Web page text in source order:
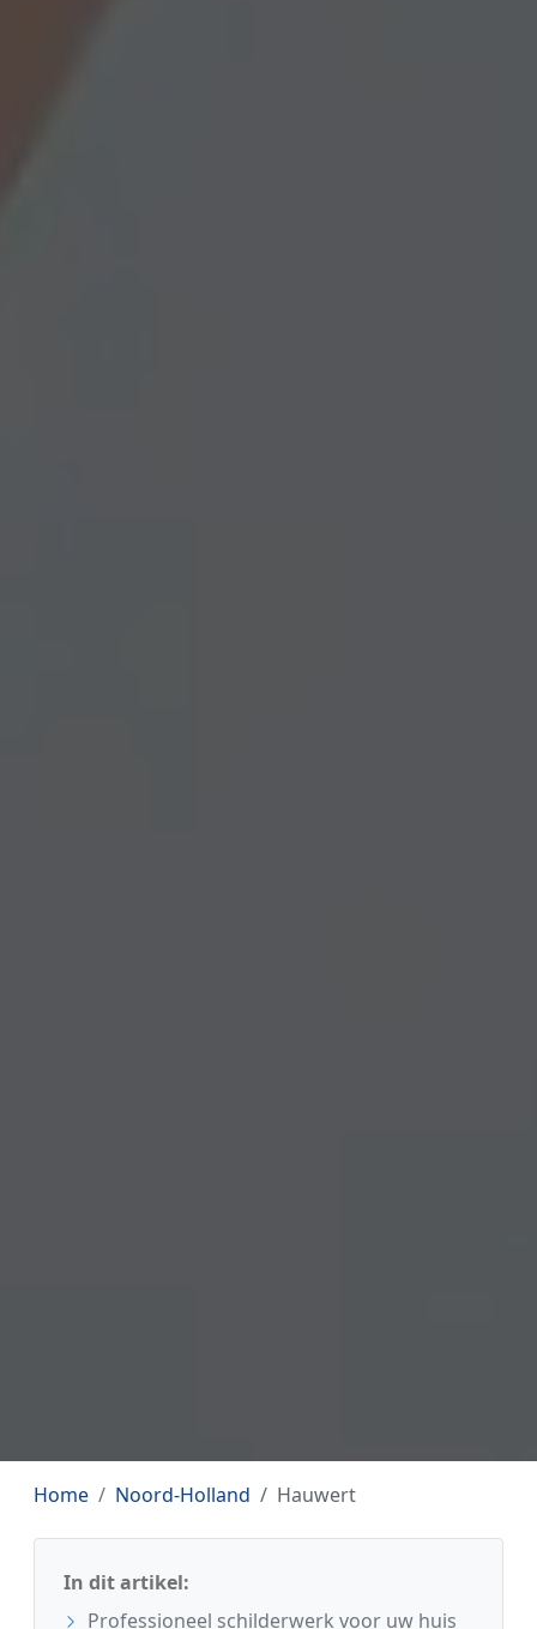
Home Noord-Holland Hauwert
In dit artikel:
Professioneel schilderwerk voor uw huis